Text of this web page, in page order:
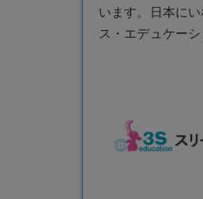
います。日本に
ス・エデュケー